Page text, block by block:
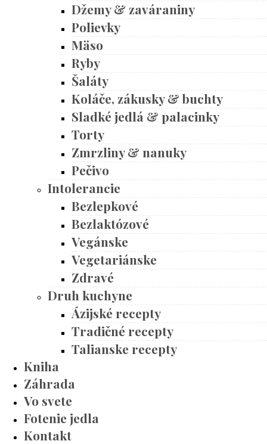
Džemy & zaváraniny
Polievky
Mäso
Ryby
Šaláty
Koláče, zákusky & buchty
Sladké jedlá & palacinky
Torty
Zmrzliny & nanuky
Pečivo
Intolerancie
Bezlepkové
Bezlaktózové
Vegánske
Vegetariánske
Zdravé
Druh kuchyne
Ázijské recepty
Tradičné recepty
Talianske recepty
Kniha
Záhrada
Vo svete
Fotenie jedla
Kontakt